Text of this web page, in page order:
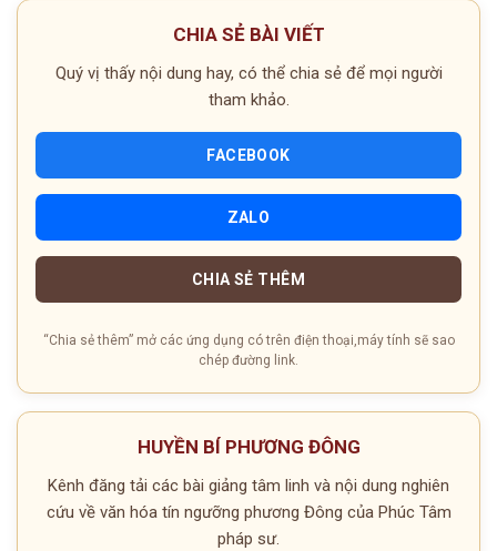
CHIA SẺ BÀI VIẾT
Quý vị thấy nội dung hay, có thể chia sẻ để mọi người
tham khảo.
FACEBOOK
ZALO
CHIA SẺ THÊM
“Chia sẻ thêm” mở các ứng dụng có trên điện thoại,máy tính sẽ sao
chép đường link.
HUYỀN BÍ PHƯƠNG ĐÔNG
Kênh đăng tải các bài giảng tâm linh và nội dung nghiên
cứu về văn hóa tín ngưỡng phương Đông của Phúc Tâm
pháp sư.